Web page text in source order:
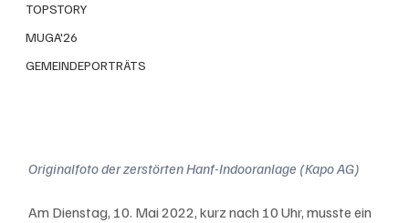
TOPSTORY
MUGA'26
GEMEINDEPORTRÄTS
Originalfoto der zerstörten Hanf-Indooranlage (Kapo AG)
Am Dienstag, 10. Mai 2022, kurz nach 10 Uhr, musste ein